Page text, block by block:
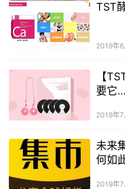
TST
2019年6
【
要它
2019年
未来
何如
2019年7